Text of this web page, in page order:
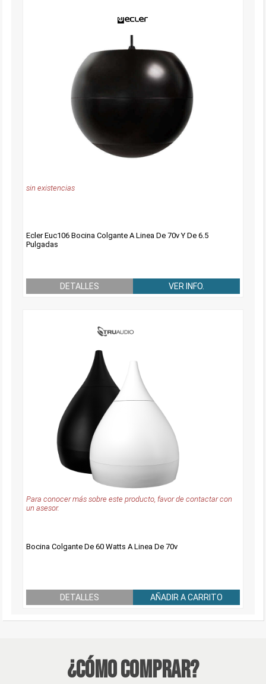
sin existencias
Ecler Euc106 Bocina Colgante A Linea De 70v Y De 6.5
Pulgadas
DETALLES VER INFO.
Para conocer más sobre este producto, favor de contactar con
un asesor.
Bocina Colgante De 60 Watts A Linea De 70v
DETALLES AÑADIR A CARRITO
¿Cómo Comprar?